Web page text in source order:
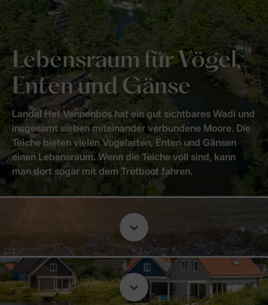
Lebensraum für Vögel,
Enten und Gänse
Landal Het Vennenbos hat ein gut sichtbares Wadi und
insgesamt sieben miteinander verbundene Moore. Die
Teiche bieten vielen Vogelarten, Enten und Gänsen
einen Lebensraum. Wenn die Teiche voll sind, kann
man dort sogar mit dem Tretboot fahren.